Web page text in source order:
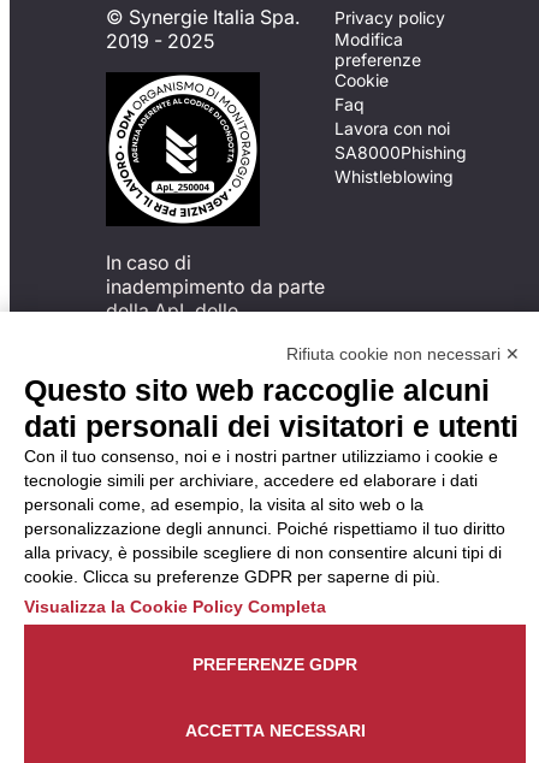
© Synergie Italia Spa.
2019 - 2025
In caso di
inadempimento da parte
della ApL delle
del Codice di Condotta, è
possibile presentare un
reclamo
all’Organismo di
Monitoraggio utilizzando
una delle modalità
descritte al seguente
indirizzo web
https://odm-
agenzielavoro.it/reclami/.
Privacy policy
Modifica
preferenze
Cookie
Faq
Lavora con noi
SA8000Phishing
Whistleblowing
Rifiuta cookie non necessari ✕
Questo sito web raccoglie alcuni
dati personali dei visitatori e utenti
Con il tuo consenso, noi e i nostri partner utilizziamo i cookie e
tecnologie simili per archiviare, accedere ed elaborare i dati
personali come, ad esempio, la visita al sito web o la
personalizzazione degli annunci. Poiché rispettiamo il tuo diritto
alla privacy, è possibile scegliere di non consentire alcuni tipi di
cookie. Clicca su preferenze GDPR per saperne di più.
Visualizza la Cookie Policy Completa
ACCETTA NECESSARI
PREFERENZE GDPR